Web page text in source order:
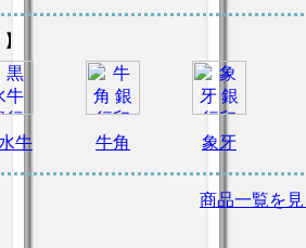
牛 牛角 象牙
商品一覧を